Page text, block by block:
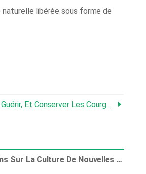
libérée sous forme de
Et Conserver Les Courges D'hiver
Informations Sur La Culture De Nouvelles Pommes De Terre Dans Votre Jardin